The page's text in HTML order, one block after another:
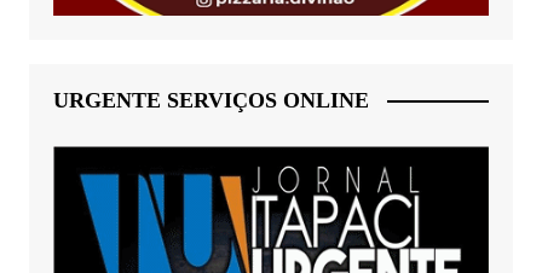
URGENTE SERVIÇOS ONLINE